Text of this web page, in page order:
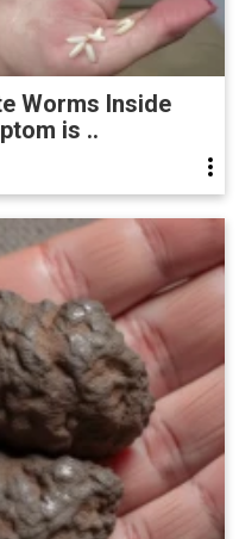
Worms Inside
is ..